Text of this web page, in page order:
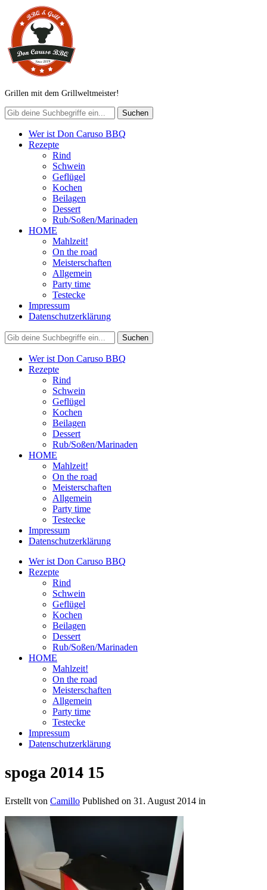
Grillen mit dem Grillweltmeister!
Wer ist Don Caruso BBQ
Rezepte
Rind
Schwein
Geflügel
Kochen
Beilagen
Dessert
Rub/Soßen/Marinaden
HOME
Mahlzeit!
On the road
Meisterschaften
Allgemein
Party time
Testecke
Impressum
Datenschutzerklärung
Wer ist Don Caruso BBQ
Rezepte
Rind
Schwein
Geflügel
Kochen
Beilagen
Dessert
Rub/Soßen/Marinaden
HOME
Mahlzeit!
On the road
Meisterschaften
Allgemein
Party time
Testecke
Impressum
Datenschutzerklärung
Wer ist Don Caruso BBQ
Rezepte
Rind
Schwein
Geflügel
Kochen
Beilagen
Dessert
Rub/Soßen/Marinaden
HOME
Mahlzeit!
On the road
Meisterschaften
Allgemein
Party time
Testecke
Impressum
Datenschutzerklärung
spoga 2014 15
Erstellt von Camillo Published on 31. August 2014 in